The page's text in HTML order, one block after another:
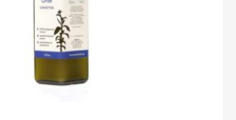
ПРИДБАТИ
Add to Wishlist